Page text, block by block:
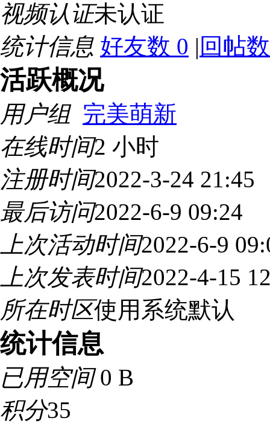
视频认证未认证
统计信息 好友数 0 | 回帖
活跃概况
用户组 完美萌新
在线时间2 小时
注册时间2022-3-24 21:45
最后访问2022-6-9 09:24
上次活动时间2022-6-9
上次发表时间2022-4-15
所在时区使用系统默认
统计信息
已用空间0 B
积分35